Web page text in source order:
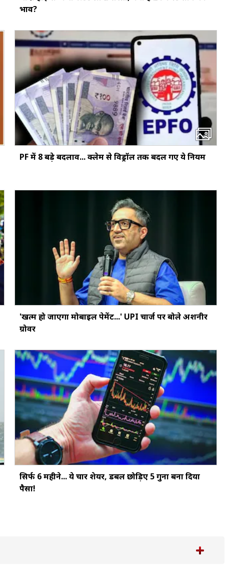
भाव?
PF में 8 बड़े बदलाव... क्‍लेम से विड्रॉल तक बदल गए ये नियम
'खत्‍म हो जाएगा मोबाइल पेमेंट...' UPI चार्ज पर बोले अशनीर
ग्रोवर
सिर्फ 6 महीने... ये चार शेयर, डबल छोड़‍िए 5 गुना बना दिया
पैसा!